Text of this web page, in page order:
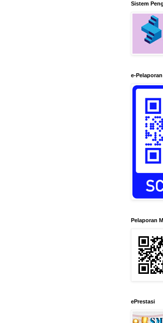
Sistem
e-
Pelaporan
ePrestasi